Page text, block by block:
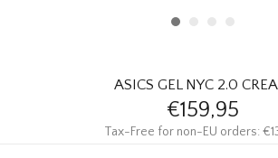
ASICS GEL NYC 2.0
€159,95
Tax-Free for non-EU orders: